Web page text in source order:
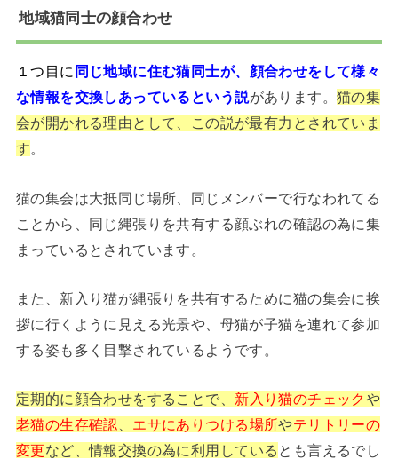
地域猫同士の顔合わせ
１つ目に 同じ地域に住む猫同士が、顔合わせをして様々
な情報を交換しあっているという説があります。 猫の集
会が開かれる理由として、この説が最有力とされていま
す。
猫の集会は大抵同じ場所、同じメンバーで行なわれてる
ことから、同じ縄張りを共有する顔ぶれの確認の為に集
まっているとされています。
また、新入り猫が縄張りを共有するために猫の集会に挨
拶に行くように見える光景や、母猫が子猫を連れて参加
する姿も多く目撃されているようです。
定期的に顔合わせをすることで、 新入り猫のチェックや
老猫の生存確認
エサにありつける場所やテリトリーの
変更など、情報交換の為に利用している とも言えるでし